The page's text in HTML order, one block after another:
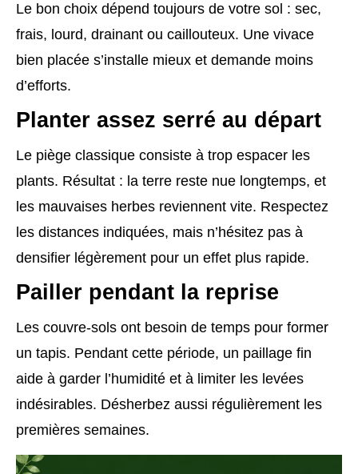
Le bon choix dépend toujours de votre sol : sec,
frais, lourd, drainant ou caillouteux. Une vivace
bien placée s’installe mieux et demande moins
d’efforts.
Planter assez serré au départ
Le piège classique consiste à trop espacer les
plants. Résultat : la terre reste nue longtemps, et
les mauvaises herbes reviennent vite. Respectez
les distances indiquées, mais n’hésitez pas à
densifier légèrement pour un effet plus rapide.
Pailler pendant la reprise
Les couvre-sols ont besoin de temps pour former
un tapis. Pendant cette période, un paillage fin
aide à garder l’humidité et à limiter les levées
indésirables. Désherbez aussi régulièrement les
premières semaines.